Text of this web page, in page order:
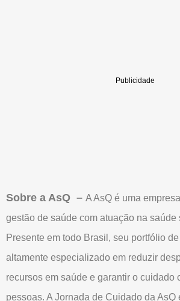
Sobre a AsQ – A AsQ é uma
gestão de saúde com atuação na saúde
Presente em todo Brasil, seu portfólio
altamente especializado em reduzir
recursos em saúde e garantir o cuidado
pessoas. A Jornada de Cuidado da AsQ